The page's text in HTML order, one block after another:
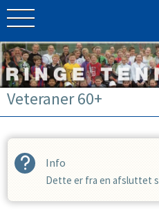
Veteraner 60+
Info
Dette er fra en afsluttet